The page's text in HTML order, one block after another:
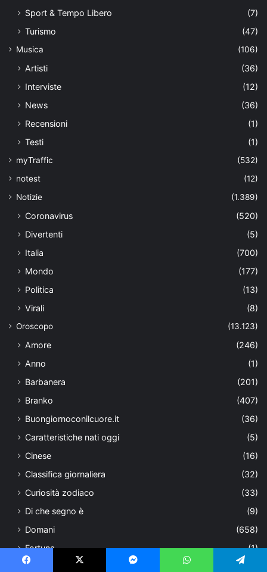
Sport & Tempo Libero
(7)
Turismo
(47)
Musica (106)
Artisti
(36)
Interviste
(12)
News
(36)
Recensioni
(1)
Testi
(1)
myTraffic
(532)
notest
(12)
Notizie
(1.389)
Coronavirus
(520)
Divertenti
(5)
Italia
(700)
Mondo
(177)
Politica
(13)
Virali
(8)
Oroscopo (13.123)
Amore
(246)
Anno
(1)
Barbanera
(201)
Branko
(407)
Buongiornoconilcuore.it
(36)
Caratteristiche nati oggi
(5)
Cinese
(16)
Classifica giornaliera
(32)
Curiosità zodiaco
(33)
Di che segno è
(9)
Domani
(658)
Fortuna
(1)
I segni più